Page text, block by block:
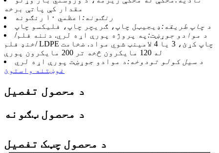
مقدار کې پاتې برخه
رنګونه: اعظمي ۱۰ رنګونه
د چاپ طریقه: ډیجیټل چاپ، ګریچر چاپ، فلیکسو چاپ
د موادو جوړښت: په پروژه پورې اړه لري. دننه فلم/
خنډ فلم/ LDPE چاپ کړئ، 3 یا 4 لامینټ شوي مواد. ضخامت
له 120 مایکرون څخه تر 200 مایکرون پورې
د سیل کولو تودوخه: د موادو جوړښت پورې اړه لري
غوښتنه واستوئ
د محصول تفصیل
د محصول ټګونه
د محصول چټک تفصیل